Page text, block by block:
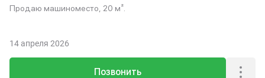
Продаю машиноместо, 20 м².
Позвонить
14 апреля 2026